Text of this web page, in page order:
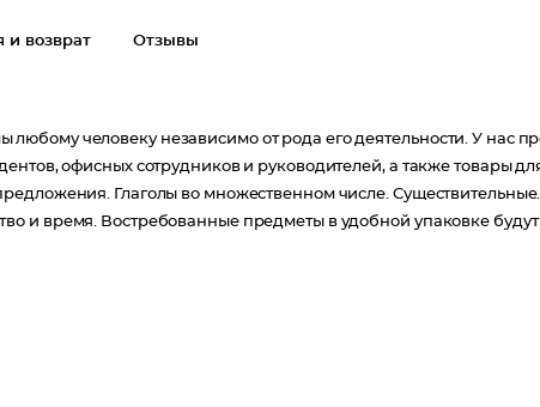
и возврат Отзывы
человеку независимо от рода его деятельности. У нас
офисных сотрудников и руководителей, а также товары
Глаголы во множественном числе.
и время. Востребованные предметы в удобной упаковке